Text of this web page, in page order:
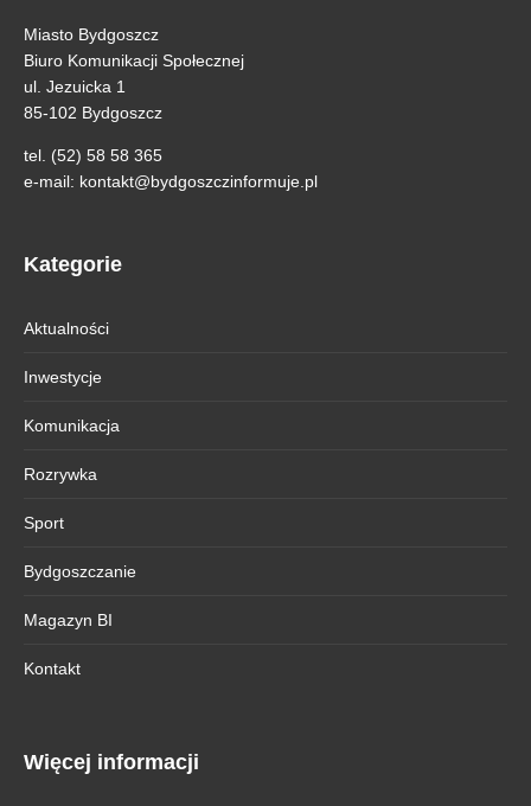
Miasto Bydgoszcz
Biuro Komunikacji Społecznej
ul. Jezuicka 1
85-102 Bydgoszcz
tel. (52) 58 58 365
e-mail: kontakt@bydgoszczinformuje.pl
Kategorie
Aktualności
Inwestycje
Komunikacja
Rozrywka
Sport
Bydgoszczanie
Magazyn BI
Kontakt
Więcej informacji